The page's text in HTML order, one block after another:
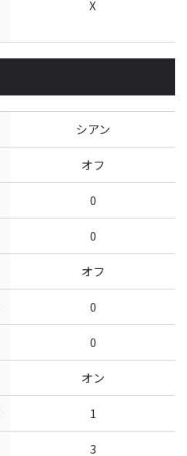
X
シアン
オフ
0
0
オフ
0
0
オン
1
3